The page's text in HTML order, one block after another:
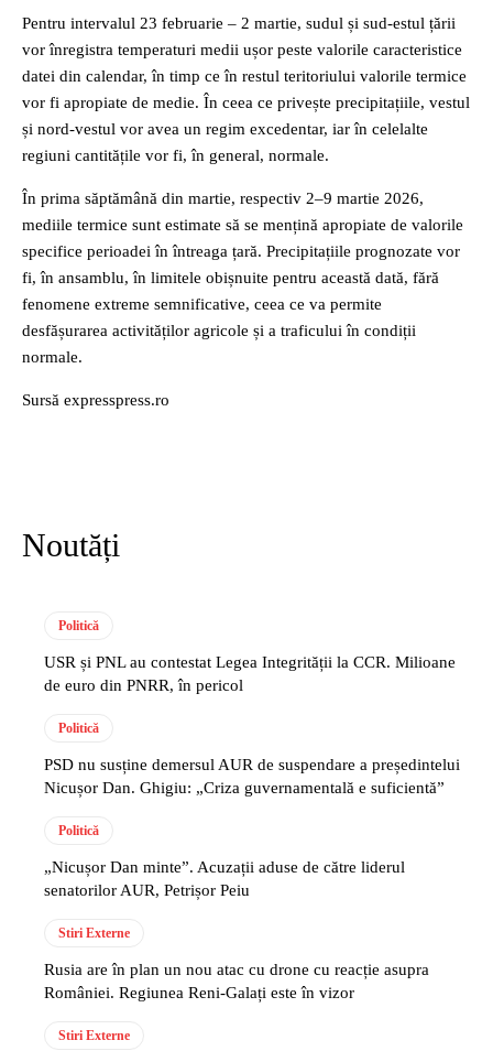
Pentru intervalul 23 februarie – 2 martie, sudul și sud-estul țării
vor înregistra temperaturi medii ușor peste valorile caracteristice
datei din calendar, în timp ce în restul teritoriului valorile termice
vor fi apropiate de medie. În ceea ce privește precipitațiile, vestul
și nord-vestul vor avea un regim excedentar, iar în celelalte
regiuni cantitățile vor fi, în general, normale.
În prima săptămână din martie, respectiv 2–9 martie 2026,
mediile termice sunt estimate să se mențină apropiate de valorile
specifice perioadei în întreaga țară. Precipitațiile prognozate vor
fi, în ansamblu, în limitele obișnuite pentru această dată, fără
fenomene extreme semnificative, ceea ce va permite
desfășurarea activităților agricole și a traficului în condiții
normale.
Sursă expresspress.ro
Noutăți
Politică
USR și PNL au contestat Legea Integrității la CCR. Milioane
de euro din PNRR, în pericol
Politică
PSD nu susține demersul AUR de suspendare a președintelui
Nicușor Dan. Ghigiu: „Criza guvernamentală e suficientă”
Politică
„Nicușor Dan minte”. Acuzații aduse de către liderul
senatorilor AUR, Petrișor Peiu
Stiri Externe
Rusia are în plan un nou atac cu drone cu reacție asupra
României. Regiunea Reni-Galați este în vizor
Stiri Externe